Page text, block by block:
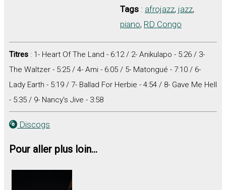
Tags : afrojazz, jazz,
piano, RD Congo
Titres : 1- Heart Of The Land - 6:12 / 2- Anikulapo - 5:26 / 3-
The Waltzer - 5:25 / 4- Ami - 6:05 / 5- Matongué - 7:10 / 6-
Lady Earth - 5:19 / 7- Ballad For Herbie - 4:54 / 8- Gave Me Hell
- 5:35 / 9- Nancy's Jive - 3:58
Discogs
Pour aller plus loin...